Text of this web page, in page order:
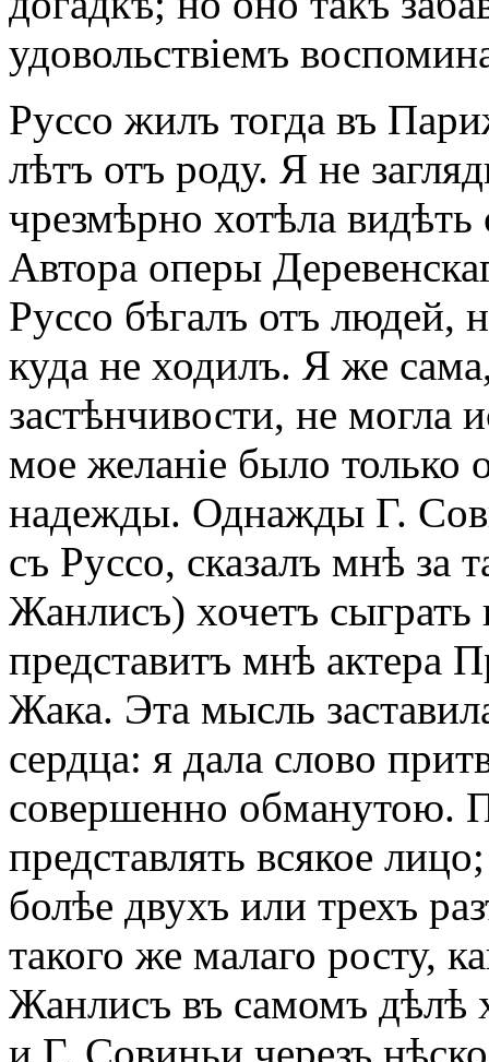
удовольствіемъ
Руссо жилъ тогда въ
лѣтъ отъ роду. Я не
чрезмѣрно хотѣла видѣть
Автора оперы
Руссо бѣгалъ отъ людей,
куда не ходилъ. Я же
застѣнчивости, не могла
мое желаніе было только
надежды. Однажды Г.
съ Руссо, сказалъ мнѣ за
Жанлисъ) хочетъ
представитъ мнѣ актера
Жака. Эта мысль
сердца: я дала слово
совершенно обманутою.
представлять всякое
болѣе двухъ или трехъ
такого же малаго росту,
Жанлисъ въ самомъ дѣлѣ
и Г. Совиньи черезъ